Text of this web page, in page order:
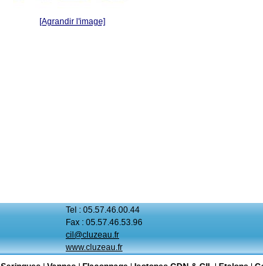
[Agrandir l'image]
Tel : 05.57.46.00.44
Fax : 05.57.46.53.96
cil@cluzeau.fr
www.cluzeau.fr